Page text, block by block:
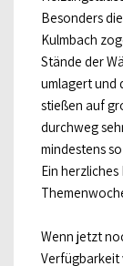
Besonders
Kulmbach
Stände der
umlagert und
stießen auf
durchweg
mindestens
Ein
Wenn jetzt
Verfügbarkeit